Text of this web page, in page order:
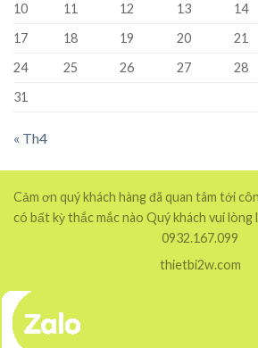
10
11 12 13 14
17
18 19 20 21
24
25 26 27 28
31
« Th4
Cảm ơn quý khách hàng đã quan tâm tới
có bất kỳ thắc mắc nào Quý khách vui
0932.167.099
thietbi2w.com